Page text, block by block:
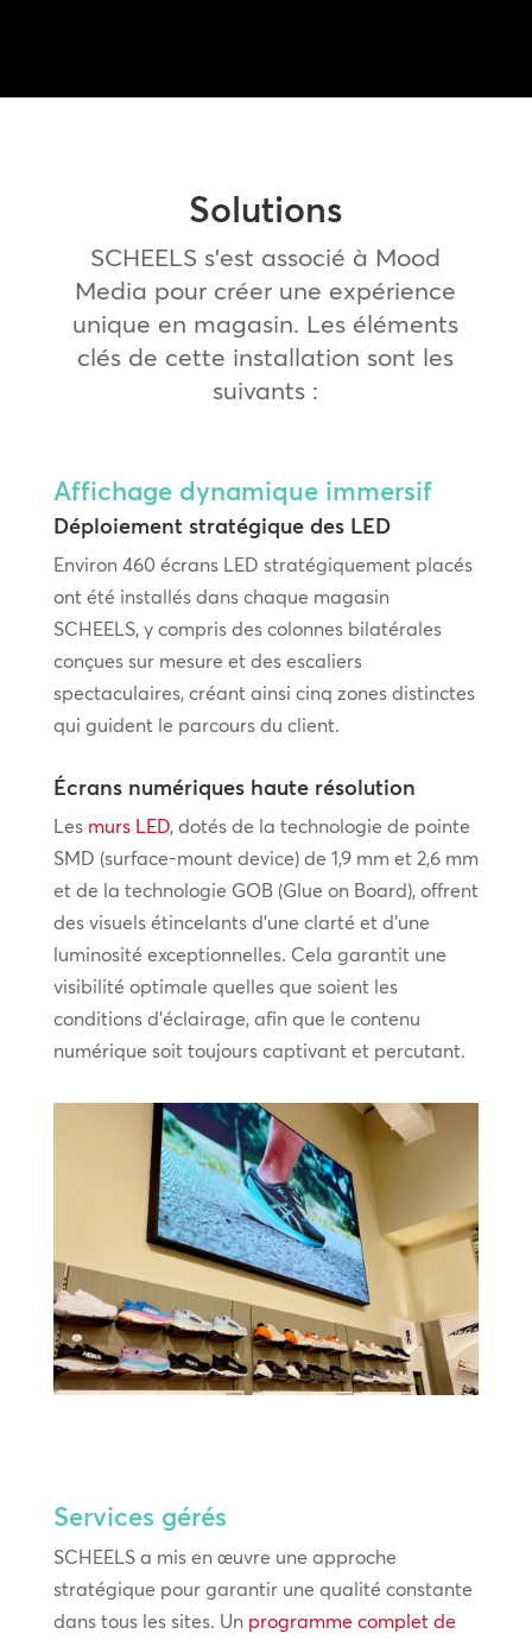
Solutions
SCHEELS s’est associé à Mood
Media pour créer une expérience
unique en magasin. Les éléments
clés de cette installation sont les
suivants :
Affichage dynamique immersif
Déploiement stratégique des LED
Environ 460 écrans LED stratégiquement placés
ont été installés dans chaque magasin
SCHEELS, y compris des colonnes bilatérales
conçues sur mesure et des escaliers
spectaculaires, créant ainsi cinq zones distinctes
qui guident le parcours du client.
Écrans numériques haute résolution
Les murs LED, dotés de la technologie de pointe
SMD (surface-mount device) de 1,9 mm et 2,6 mm
et de la technologie GOB (Glue on Board), offrent
des visuels étincelants d’une clarté et d’une
luminosité exceptionnelles. Cela garantit une
visibilité optimale quelles que soient les
conditions d’éclairage, afin que le contenu
numérique soit toujours captivant et percutant.
Services gérés
SCHEELS a mis en œuvre une approche
stratégique pour garantir une qualité constante
dans tous les sites. Un programme complet de